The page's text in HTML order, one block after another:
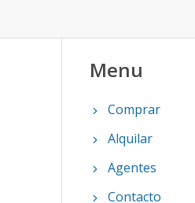
Menu
Comprar
Alquilar
Agentes
Contacto